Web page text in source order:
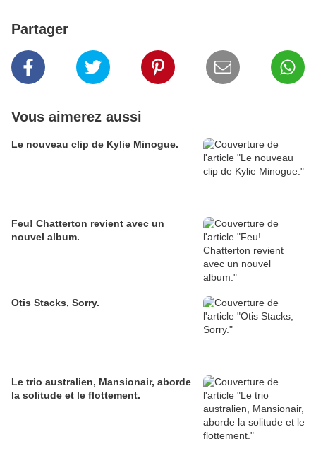
Partager
Vous aimerez aussi
Le nouveau clip de Kylie Minogue.
Feu! Chatterton revient avec un
nouvel album.
Otis Stacks, Sorry.
Le trio australien, Mansionair, aborde
la solitude et le flottement.